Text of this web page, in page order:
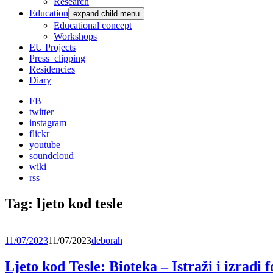
Education expand child menu
Educational concept
Workshops
EU Projects
Press_clipping
Residencies
Diary
FB
twitter
instagram
flickr
youtube
soundcloud
wiki
rss
Tag: ljeto kod tesle
11/07/202311/07/2023deborah
Ljeto kod Tesle: Bioteka – Istraži i izradi